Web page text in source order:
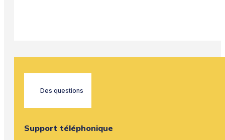
Des questions
Support téléphonique